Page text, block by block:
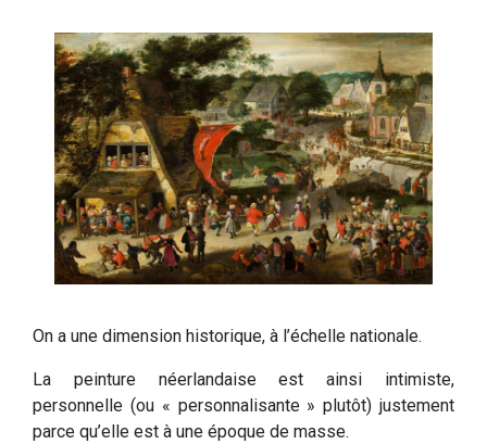
On a une dimension historique, à l’échelle nationale.
La peinture néerlandaise est ainsi intimiste,
personnelle (ou « personnalisante » plutôt) justement
parce qu’elle est à une époque de masse.